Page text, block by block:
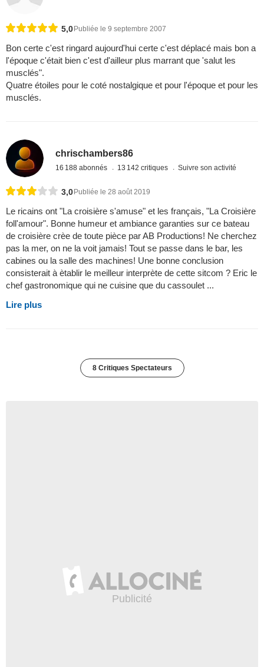
5,0 Publiée le 9 septembre 2007
Bon certe c'est ringard aujourd'hui certe c'est déplacé mais bon a
l'époque c'était bien c'est d'ailleur plus marrant que 'salut les
musclés".
Quatre étoiles pour le coté nostalgique et pour l'époque et pour les
musclés.
chrischambers86
16 188 abonnés 13 142 critiques Suivre son activité
3,0 Publiée le 28 août 2019
Le ricains ont "La croisière s'amuse" et les français, "La Croisière
foll'amour". Bonne humeur et ambiance garanties sur ce bateau
de croisière crèe de toute pièce par AB Productions! Ne cherchez
pas la mer, on ne la voit jamais! Tout se passe dans le bar, les
cabines ou la salle des machines! Une bonne conclusion
consisterait à ètablir le meilleur interprète de cette sitcom ? Eric le
chef gastronomique qui ne cuisine que du cassoulet ...
Lire plus
8 Critiques Spectateurs